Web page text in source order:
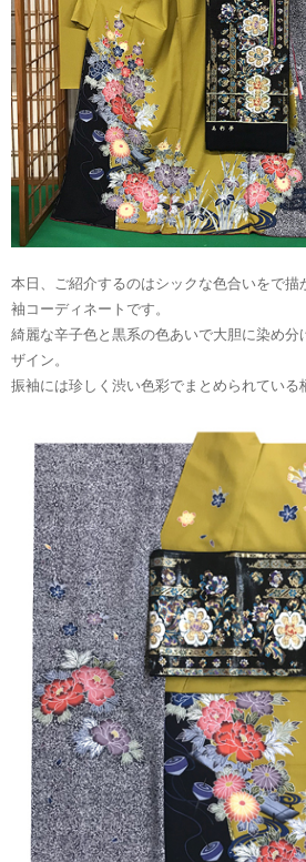
本日、ご紹介するのはシックな色合いをで
袖コーディネートです。
綺麗な辛子色と黒系の色あいで大胆に染め
ザイン。
振袖には珍しく渋い色彩でまとめられている